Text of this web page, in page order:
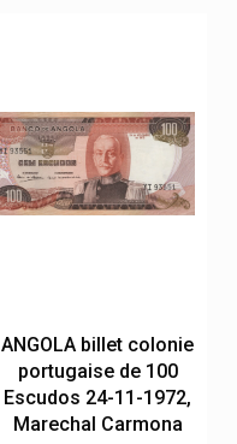
ANGOLA billet colonie
portugaise de 100
Escudos 24-11-1972,
Marechal Carmona